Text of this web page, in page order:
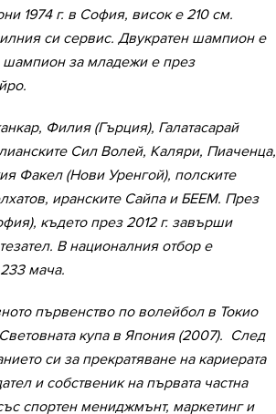
1974 г. в София, висок е 210 см.
си сервис. Двукратен шампион е
шампион за младежи е през
Филия (Гърция), Галатасарай
Сил Волей, Каляри, Пиаченца,
Факел (Нови Уренгой), полските
иранските Сайпа и БЕЕМ. През
където през 2012 г. завърши
В националния отбор е
мача.
първенство по волейбол в Токио
купа в Япония (2007). След
си за прекратяване на кариерата
и собственик на първата частна
спортен мениджмънт, маркетинг и